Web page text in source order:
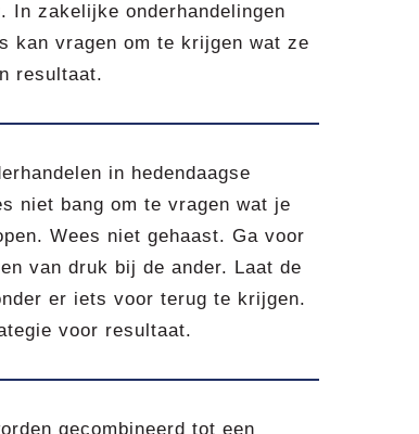
In zakelijke onderhandelingen
kan vragen om te krijgen wat ze
resultaat.
in hedendaagse
niet bang om te vragen wat je
Wees niet gehaast. Ga voor
van druk bij de ander. Laat de
er iets voor terug te krijgen.
voor resultaat.
gecombineerd tot een